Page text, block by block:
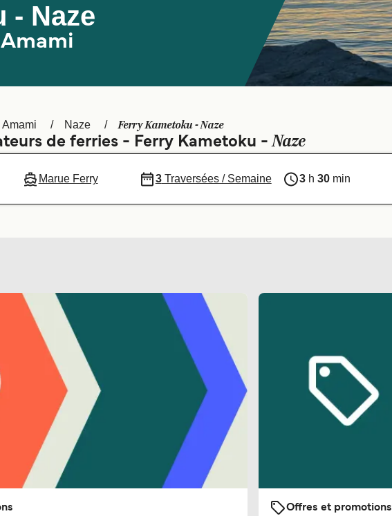
- Naze
Amami
Amami Naze Ferry Kametoku - Naze
de ferries - Ferry Kametoku -Naze
Marue Ferry 3Traversées / Semaine 3h 30min
Offres et promotions